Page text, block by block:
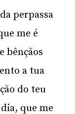
perpassa
me é
bênçãos
a tua
do teu
que me